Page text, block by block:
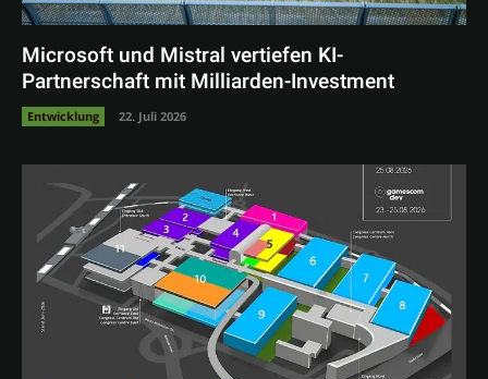
Microsoft und Mistral vertiefen KI-
Partnerschaft mit Milliarden-Investment
Entwicklung 22. Juli 2026